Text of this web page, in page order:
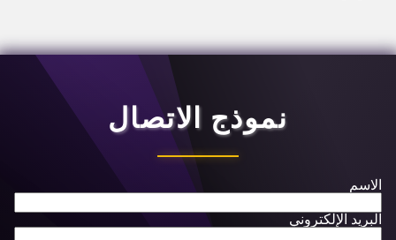
نموذج الاتصال
الاسم
البريد الإلكتروني